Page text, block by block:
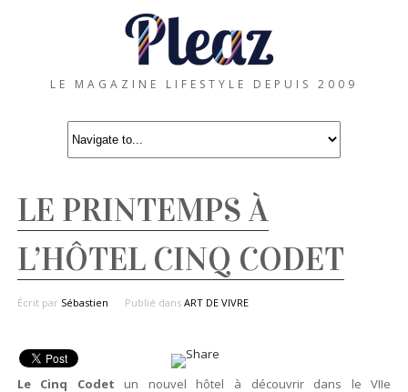
LE MAGAZINE LIFESTYLE DEPUIS 2009
LE PRINTEMPS À
L’HÔTEL CINQ CODET
Écrit par Sébastien Publié dans ART DE VIVRE
Le Cinq Codet un nouvel hôtel à découvrir dans le VIIe